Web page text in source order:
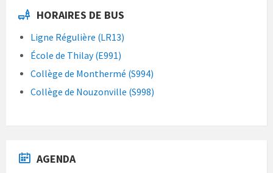
HORAIRES DE BUS
Ligne Régulière (LR13)
École de Thilay (E991)
Collège de Monthermé (S994)
Collège de Nouzonville (S998)
AGENDA